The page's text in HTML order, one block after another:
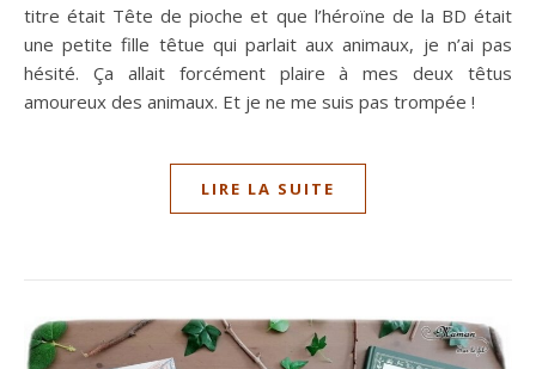
titre était Tête de pioche et que l’héroïne de la BD était
une petite fille têtue qui parlait aux animaux, je n’ai pas
hésité. Ça allait forcément plaire à mes deux têtus
amoureux des animaux. Et je ne me suis pas trompée !
LIRE LA SUITE